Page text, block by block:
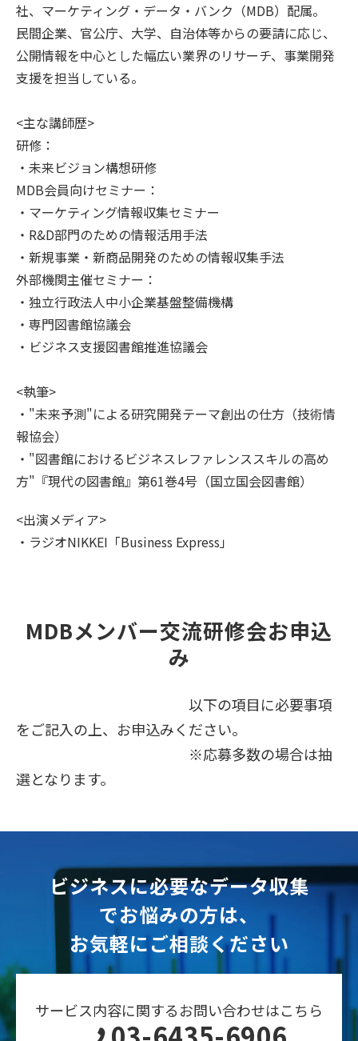
社、マーケティング・データ・バンク（MDB）配属。
民間企業、官公庁、大学、自治体等からの要請に応じ、
公開情報を中心とした幅広い業界のリサーチ、事業開発
支援を担当している。
<主な講師歴>
研修：
・未来ビジョン構想研修
MDB会員向けセミナー：
・マーケティング情報収集セミナー
・R&D部門のための情報活用手法
・新規事業・新商品開発のための情報収集手法
外部機関主催セミナー：
・独立行政法人中小企業基盤整備機構
・専門図書館協議会
・ビジネス支援図書館推進協議会
<執筆>
・"未来予測"による研究開発テーマ創出の仕方（技術情
報協会）
・"図書館におけるビジネスレファレンススキルの高め
方"『現代の図書館』第61巻4号（国立国会図書館）
<出演メディア>
・ラジオNIKKEI「Business Express」
MDBメンバー交流研修会お申込
み
以下の項目に必要事項
をご記入の上、お申込みください。
※応募多数の場合は抽
選となります。
ビジネスに必要なデータ収集
でお悩みの方は、
お気軽にご相談ください
サービス内容に関するお問い合わせはこちら